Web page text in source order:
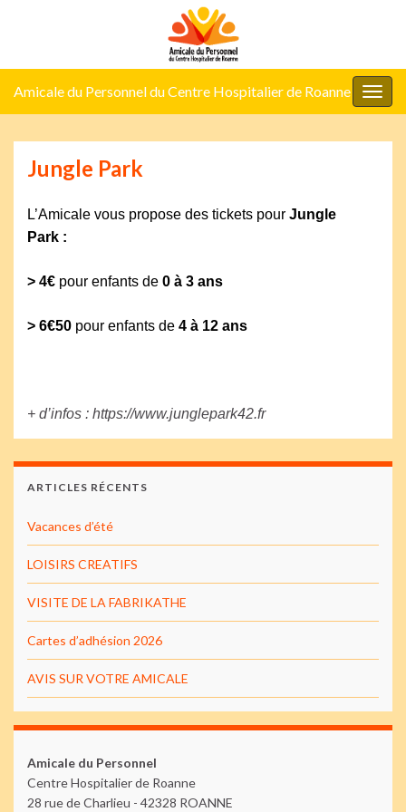
Amicale du Personnel du Centre Hospitalier de Roanne
Jungle Park
L’Amicale vous propose des tickets pour Jungle
Park :
> 4€ pour enfants de 0 à 3 ans
> 6€50 pour enfants de 4 à 12 ans
+ d’infos : https://www.junglepark42.fr
ARTICLES RÉCENTS
Vacances d’été
LOISIRS CREATIFS
VISITE DE LA FABRIKATHE
Cartes d’adhésion 2026
AVIS SUR VOTRE AMICALE
Amicale du Personnel
Centre Hospitalier de Roanne
28 rue de Charlieu - 42328 ROANNE